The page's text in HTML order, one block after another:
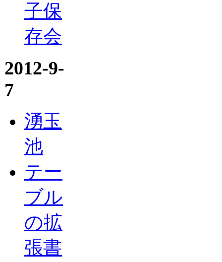
子保
存会
2012-9-
7
湧玉
池
テー
ブル
の拡
張書